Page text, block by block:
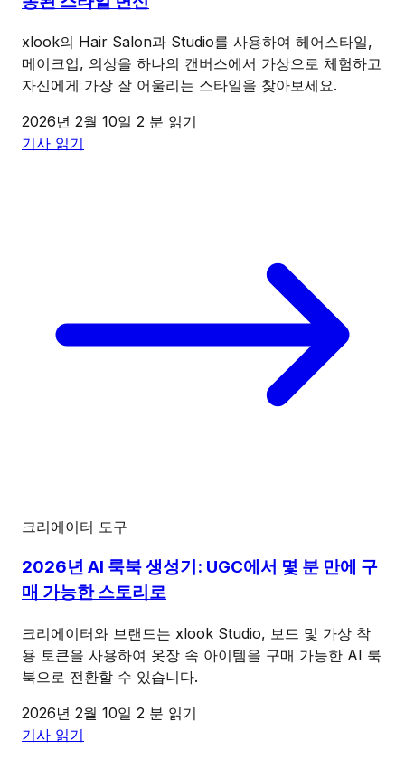
xlook의 Hair Salon과 Studio를 사용하여 헤어스타일,
메이크업, 의상을 하나의 캔버스에서 가상으로 체험하고
자신에게 가장 잘 어울리는 스타일을 찾아보세요.
2026년 2월 10일 2 분 읽기
기사 읽기
크리에이터 도구
2026년 AI 룩북 생성기: UGC에서 몇 분 만에 구
매 가능한 스토리로
크리에이터와 브랜드는 xlook Studio, 보드 및 가상 착
용 토큰을 사용하여 옷장 속 아이템을 구매 가능한 AI 룩
북으로 전환할 수 있습니다.
2026년 2월 10일 2 분 읽기
기사 읽기